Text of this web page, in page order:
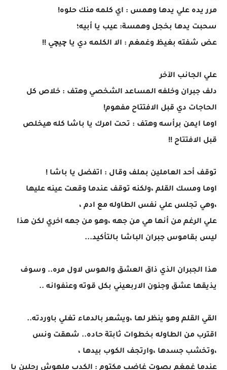
مرر يده علي يدها وهمس : اي كلمه منك حلوه!
سحبت يدها بخجل وهمسة: عيب يا أبيه؛
عض شفته بغيظ وغمغم : الا الكلمه دي يا چيچي !!
علي الجانب الآخر
دلف جبران وخلفه المساعد الشخصي وهتف : خلاص كل
الحاجات دي قبل الافتتاح مفهوم!
اوما ايمن برأسه وهتف : تحت امرك يا باشا كله هيخلص
قبل الافتتاح !!
توقف أحد العاملين بملف وقال : اتفضل يا باشا !
اوما ومسك القلم ،ولكنه توقف عندما وقعت عينه عليها
،وهي تجلس علي نفس الطاوله مع ادم ،
علي الرغم من أنها هي من جهه ،وهو من جهه اخري لكن هذا
ليس بقاموس جبران الباشا بالتأكيد...
هذا الجبران الذي ذاق العشق والهوس لاول مره.. وسوف
يذيقها عشق وجنون الاربعيني بكل قوته وعنفوانه ..
القي القلم وهو ينظر لها ،ويشعر بالدماء تغلي باوردته..
اقترب من الطاوله بخطوات ثابتة حاده.. شهقت ونس
،وتخشب جسدها ،وارتجف الكوب بيدها ،
عندما غمغم بصوت غاضب مكتوم : الكدب ملهوش رجلين يا